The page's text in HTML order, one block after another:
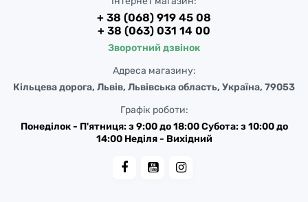
+ 38 (068) 919 45 08
+ 38 (063) 031 14 00
Зворотний дзвінок
Адреса магазину:
Кільцева дорога, Львів, Львівська область, Україна, 79053
Графік роботи:
Понеділок - П'ятниця: з 9:00 до 18:00 Субота: з 10:00 до
14:00 Неділя - Вихідний